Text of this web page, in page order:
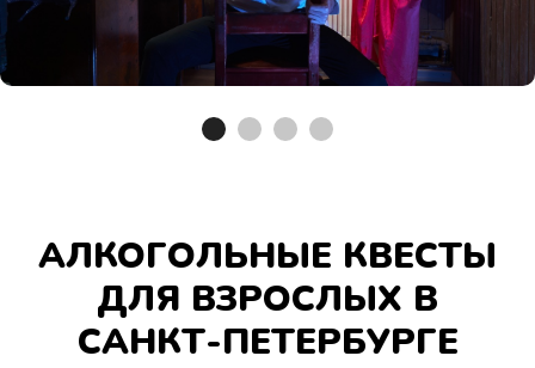
АЛКОГОЛЬНЫЕ КВЕСТЫ
ДЛЯ ВЗРОСЛЫХ В
САНКТ-ПЕТЕРБУРГЕ
Алкоквесты